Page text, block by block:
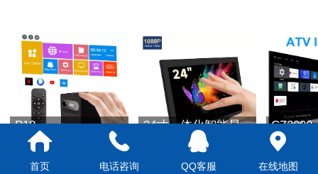
P18
24寸一体化智能显
CZ2000
首页 电话咨询 QQ客服 在线地图